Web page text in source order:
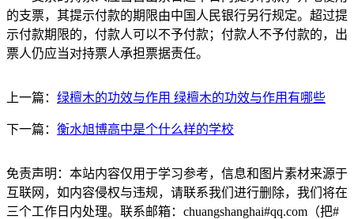
的支票，其提示付款的期限由中国人民银行另行规定。超过提
示付款期限的，付款人可以不予付款；付款人不予付款的，出
票人仍应当对持票人承担票据责任。
上一篇： 绿檀木的功效与作用 绿檀木的功效与作用有哪些
下一篇： 衡水旭博高中是个什么样的学校
免责声明：本站内容仅用于学习参考，信息和图片素材来源于
互联网，如内容侵权与违规，请联系我们进行删除，我们将在
三个工作日内处理。联系邮箱：chuangshanghai#qq.com（把#